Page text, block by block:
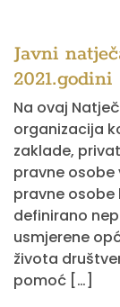
Javni
2021.godini
Na ovaj
organizacija
zaklade,
pravne osobe
pravne osobe
definirano
usmjerene
života
pomoć […]